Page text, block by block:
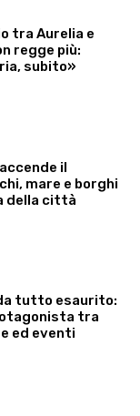
tra Aurelia e
regge più:
subito»
il
mare e borghi
della città
tutto esaurito:
tra
ed eventi